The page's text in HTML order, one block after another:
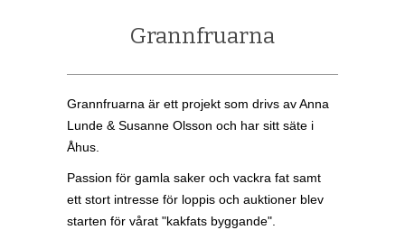
Grannfruarna
Grannfruarna är ett projekt som drivs av Anna
Lunde & Susanne Olsson och har sitt säte i
Åhus.
Passion för gamla saker och vackra fat samt
ett stort intresse för loppis och auktioner blev
starten för vårat "kakfats byggande".